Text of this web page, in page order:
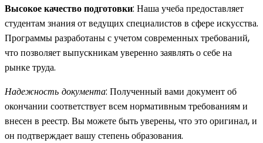
Высокое качество подготовки: Наша учеба предоставляет
студентам знания от ведущих специалистов в сфере искусства.
Программы разработаны с учетом современных требований,
что позволяет выпускникам уверенно заявлять о себе на
рынке труда.
Надежность документа: Полученный вами документ об
окончании соответствует всем нормативным требованиям и
внесен в реестр. Вы можете быть уверены, что это оригинал, и
он подтверждает вашу степень образования.